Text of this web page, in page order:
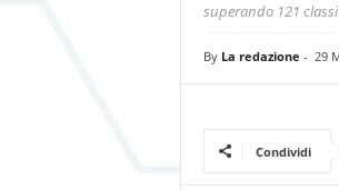
superando 121
By La redazione - 29
Condividi